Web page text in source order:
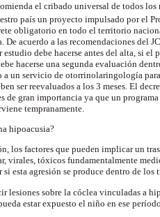
el cribado universal de todos
país un proyecto impulsado por el
obligatorio en todo el territorio
acuerdo a las recomendaciones del
debe hacerse antes del alta, si el
hacerse una segunda evaluación
a un servicio de otorrinolaringología
ser reevaluados a los 3 meses. El
de gran importancia ya que un
tempranamente.
hipoacusia?
los factores que pueden implicar un
virales, tóxicos fundamentalmente
esta agresión se produce dentro de los
sobre la cóclea vinculadas a
estar expuesto el niño en ese período.